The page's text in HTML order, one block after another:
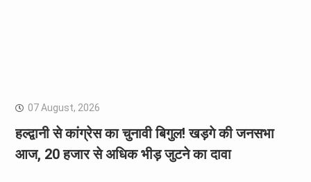
07 August, 2026
हल्द्वानी से कांग्रेस का चुनावी बिगुल! खड़गे की जनसभा
आज, 20 हजार से अधिक भीड़ जुटने का दावा